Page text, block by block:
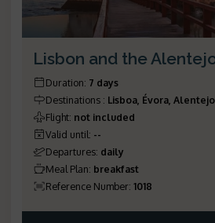
Lisbon and the
Duration: 7 days
Destinations : Lisboa, Évora, Alentejo
Flight: not included
Valid until: --
Departures: daily
Meal Plan: breakfast
Reference Number: 1018